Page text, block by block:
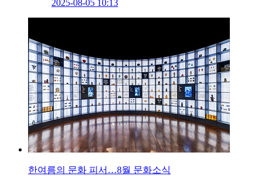
2025-08-05 10:13
한여름의 문화 피서…8월 문화소식